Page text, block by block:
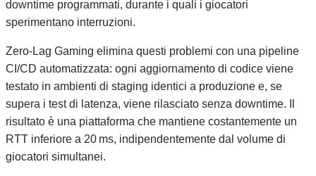
downtime programmati, durante i quali i giocatori
sperimentano interruzioni.
Zero‑Lag Gaming elimina questi problemi con una pipeline
CI/CD automatizzata: ogni aggiornamento di codice viene
testato in ambienti di staging identici a produzione e, se
supera i test di latenza, viene rilasciato senza downtime. Il
risultato è una piattaforma che mantiene costantemente un
RTT inferiore a 20 ms, indipendentemente dal volume di
giocatori simultanei.